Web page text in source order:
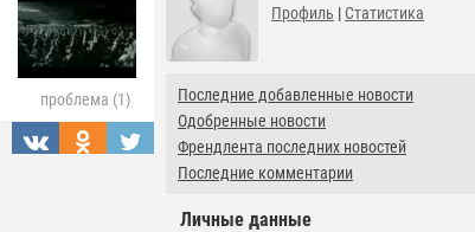
Профиль | Статистика
Последние добавленные новости
Одобренные новости
Френдлента последних новостей
Последние комментарии
Личные данные
проблема (1)